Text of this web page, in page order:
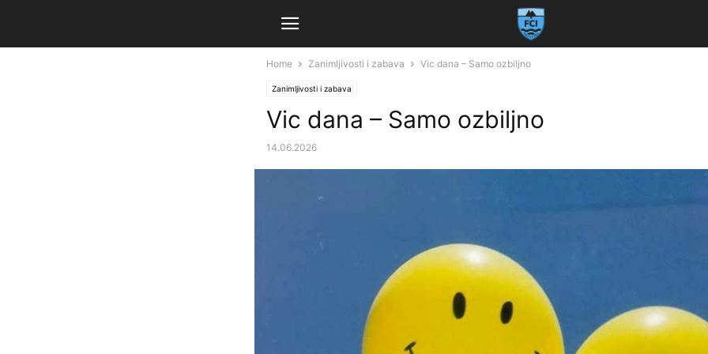
Home Zanimljivosti i zabava Vic dana – Samo ozbiljno
Zanimljivosti i zabava
Vic dana – Samo ozbiljno
14.06.2026